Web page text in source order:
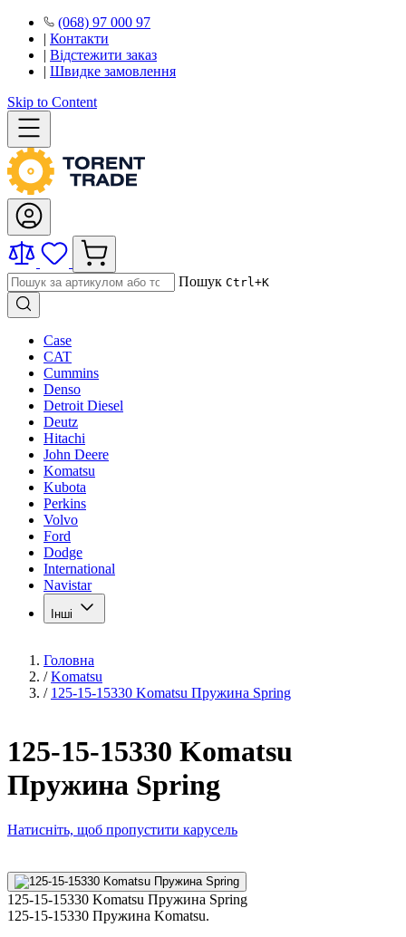
(068) 97 000 97
| Контакти
| Відстежити заказ
| Швидке замовлення
Skip to Content
Пошук Ctrl+K
Case
CAT
Cummins
Denso
Detroit Diesel
Deutz
Hitachi
John Deere
Komatsu
Kubota
Perkins
Volvo
Ford
Dodge
International
Navistar
Інші
Головна
/ Komatsu
/ 125-15-15330 Komatsu Пружина Spring
125-15-15330 Komatsu
Пружина Spring
Натисніть, щоб пропустити карусель
125-15-15330 Komatsu Пружина Spring
125-15-15330 Пружина Komatsu.